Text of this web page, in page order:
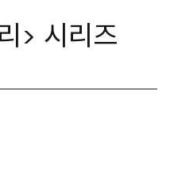
> 시리즈